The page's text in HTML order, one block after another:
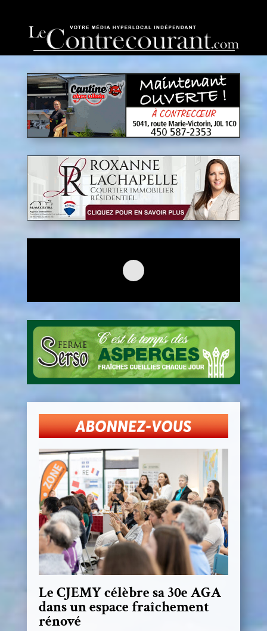
Le CJEMY célèbre sa 30e AGA
dans un espace fraîchement
rénové